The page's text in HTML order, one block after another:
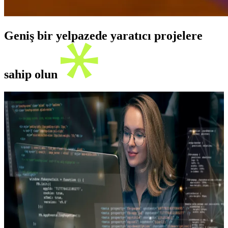
Geniş bir yelpazede yaratıcı projelere
sahip olun